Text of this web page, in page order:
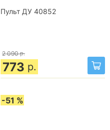
Пульт ДУ 40852
2 090 р.
773 р.
-51 %